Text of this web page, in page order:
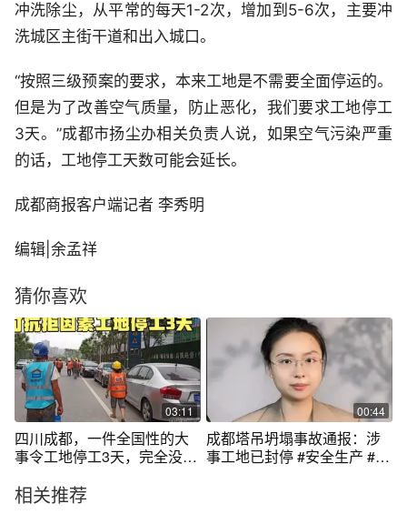
冲洗除尘，从平常的每天1-2次，增加到5-6次，主要冲
洗城区主街干道和出入城口。
“按照三级预案的要求，本来工地是不需要全面停运的。
但是为了改善空气质量，防止恶化，我们要求工地停工
3天。”成都市扬尘办相关负责人说，如果空气污染严重
的话，工地停工天数可能会延长。
成都商报客户端记者 李秀明
编辑|余孟祥
猜你喜欢
03:11
四川成都，一件全国性的大
事令工地停工3天，完全没商
00:44
成都塔吊坍塌事故通报：涉
事工地已封停 #安全生产 #成
相关推荐